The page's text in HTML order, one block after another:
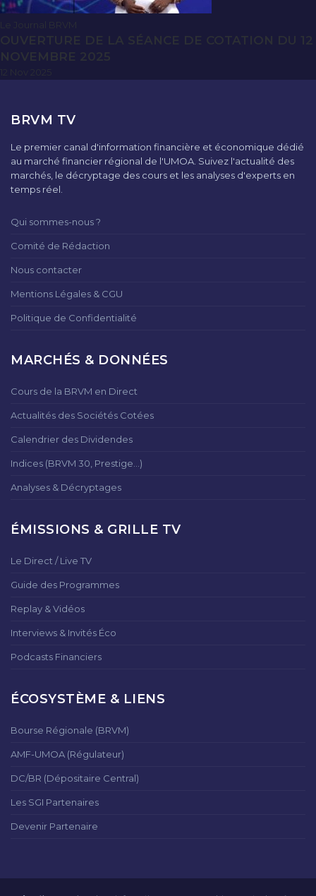
Le Journal BRVM
OUVERTURE DE LA SÉANCE DE COTATION DU 12
NOVEMBRE 2025
BRVM TV
Le premier canal d'information financière et économique dédié
au marché financier régional de l'UMOA. Suivez l'actualité des
marchés, le décryptage des cours et les analyses d'experts en
temps réel.
Qui sommes-nous ?
Comité de Rédaction
Nous contacter
Mentions Légales & CGU
Politique de Confidentialité
MARCHÉS & DONNÉES
Cours de la BRVM en Direct
Actualités des Sociétés Cotées
Calendrier des Dividendes
Indices (BRVM 30, Prestige...)
Analyses & Décryptages
ÉMISSIONS & GRILLE TV
Le Direct / Live TV
Guide des Programmes
Replay & Vidéos
Interviews & Invités Éco
Podcasts Financiers
ÉCOSYSTÈME & LIENS
Bourse Régionale (BRVM)
AMF-UMOA (Régulateur)
DC/BR (Dépositaire Central)
Les SGI Partenaires
Devenir Partenaire